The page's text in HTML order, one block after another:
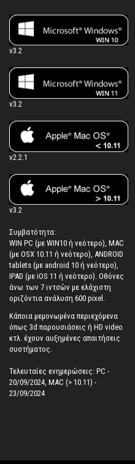
v3.2
v3.2
v2.2.1
v3.2
Συμβατότητα:
WIN PC (με WIN10 ή νεότερο), MAC
(με OSX 10.11 ή νεότερο), ANDROID
tablets (με android 10 ή νεότερο),
IPAD (με iOS 11 ή νεότερο). Oθόνες
άνω των 7 ιντσών με ελάχιστη
οριζόντια ανάλυση 600 pixel.
Κάποια μεμονωμένα περιεχόμενα
όπως 3d παρουσιάσεις ή HD video
κτλ. έχουν αυξημένες απαιτήσεις
συστήματος.
Τελευταίες ενημερώσεις: PC -
20/09/2024, MAC (> 10.11) -
23/09/2024